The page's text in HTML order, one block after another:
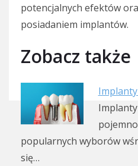
potencjalnych efektów
posiadaniem implantów.
Zobacz także
popularnych wyborów
się…